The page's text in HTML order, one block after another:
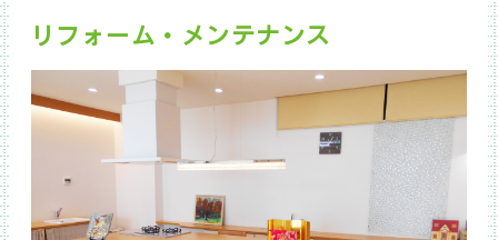
リフォーム・メンテナンス